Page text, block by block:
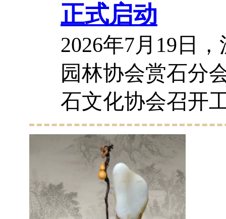
正式启动
2026年7月19日
园林协会赏石分
石文化协会召开
式启动《汉中龙
工作。 《汉中
版是列入汉台区